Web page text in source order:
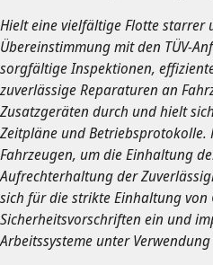
Hielt eine vielfältige Flotte starrer
Übereinstimmung mit den TÜV-
sorgfältige Inspektionen,
zuverlässige Reparaturen an
Zusatzgeräten durch und hielt
Zeitpläne und Betriebsprotokolle.
Fahrzeugen, um die Einhaltung
Aufrechterhaltung der
sich für die strikte Einhaltung von
Sicherheitsvorschriften ein und
Arbeitssysteme unter